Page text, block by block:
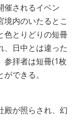
催されるイベン
境内のいたるとこ
色とりどりの短冊
、日中とは違った
参拝者は短冊(1枚
できる。
殿が照らされ、幻